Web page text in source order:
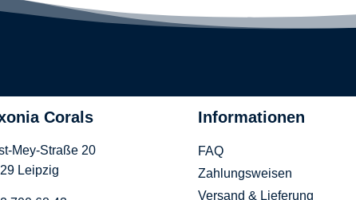
Corals
Mey-Straße 20
Leipzig
Informationen
FAQ
Zahlungsweisen
Versand & Lieferung